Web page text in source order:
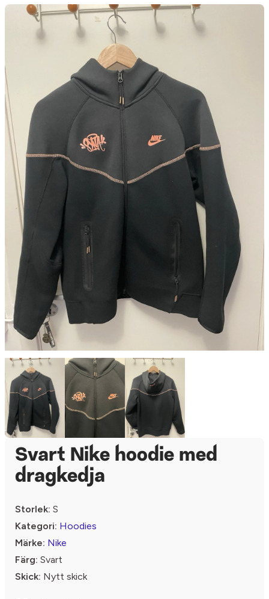
Svart Nike hoodie med
dragkedja
Storlek: S
Kategori: Hoodies
Märke: Nike
Färg: Svart
Skick: Nytt skick